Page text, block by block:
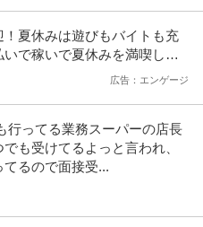
提供：ビズリーチ
日／土日祝休／残業10H以下
活躍中
サポート◆年休126日／土日祝休／
夏休みは遊びもバイトも充
で稼いで夏休みを満喫しよ
広告：エンゲージ
行ってる業務スーパーの店長
も受けてるよっと言われ、
るので面接受...